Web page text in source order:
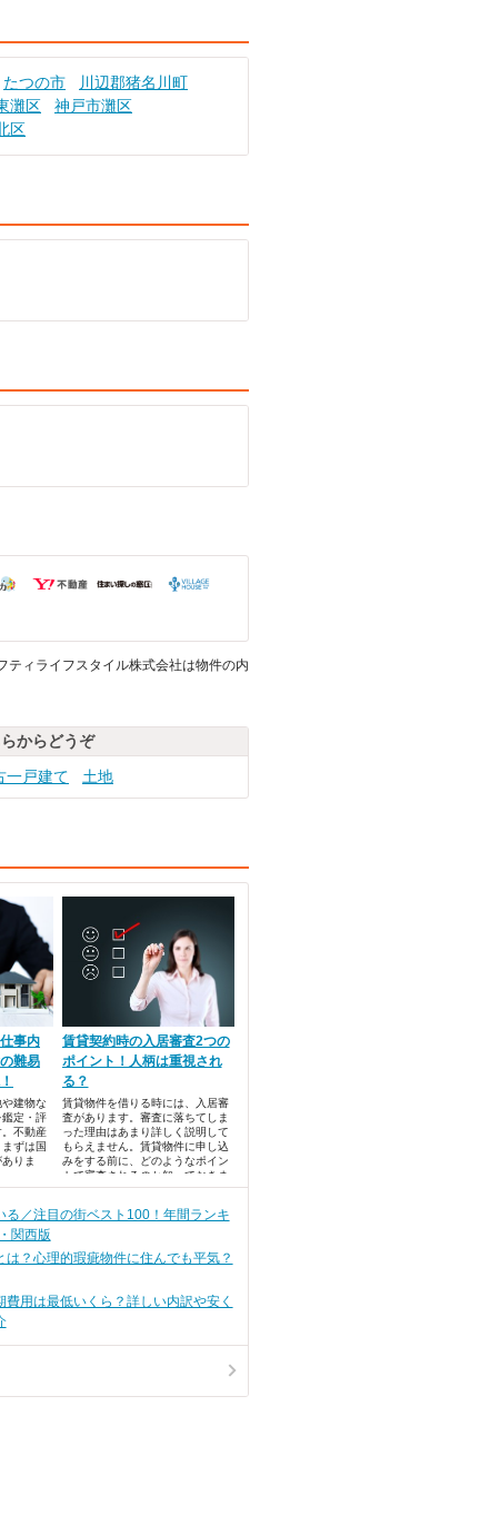
たつの市
川辺郡猪名川町
灘区
神戸市灘区
区
ティライフスタイル株式会社は物件の内
からどうぞ
一戸建て 土地
事内
難易
建物な
鑑定・評
不動産
ずは国
りま
賃貸契約時の入居審査2つの
ポイント！人柄は重視され
る？
賃貸物件を借りる時には、入居審
査があります。審査に落ちてしま
った理由はあまり詳しく説明して
もらえません。賃貸物件に申し込
みをする前に、どのようなポイン
トで審査されるのか知っておきま
しょう。
る／注目の街ベスト100！年間ランキ
関西版
は？心理的瑕疵物件に住んでも平気？
費用は最低いくら？詳しい内訳や安く